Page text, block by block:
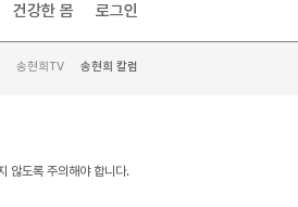
건강한 몸 로그인
송현희TV 송현희 칼럼
않도록 주의해야 합니다.